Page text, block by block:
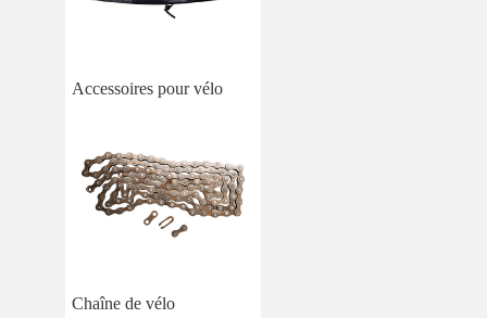
Accessoires pour vélo
Chaîne de vélo